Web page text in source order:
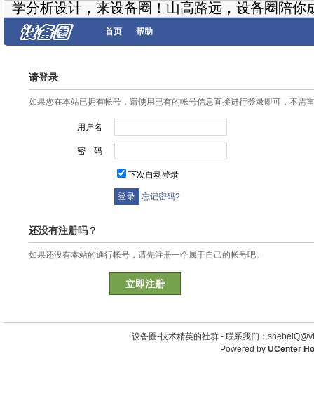
学分析设计，来设备圈！山高路远，设备圈陪你
首页 帮助
请登录
如果您在本站已拥有帐号，请使用已有的帐号信息直接进行登录即可，不需
用户名
密 码
下次自动登录
忘记密码?
还没有注册吗？
如果还没有本站的通行帐号，请先注册一个属于自己的帐号吧。
立即注册
设备圈-技术精英的社群 - 联系我们：
Powered by UCenter